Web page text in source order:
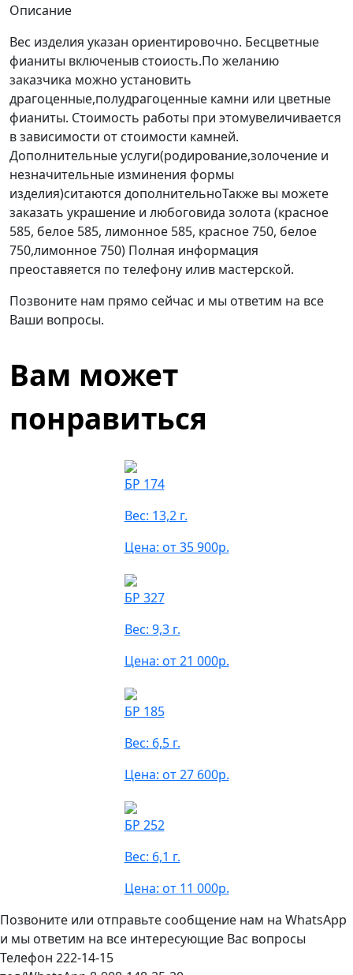
Описание
Вес изделия указан ориентировочно. Бесцветные
фианиты включеныв стоиость.По желанию
заказчика можно установить
драгоценные,полудрагоценные камни или цветные
фианиты. Стоимость работы при этомувеличивается
в зависимости от стоимости камней.
Дополнительные услуги(родирование,золочение и
незначительные изминения формы
изделия)ситаются дополнительноТакже вы можете
заказать украшение и любоговида золота (красное
585, белое 585, лимонное 585, красное 750, белое
750,лимонное 750) Полная информация
преоставяется по телефону илив мастерской.
Позвоните нам прямо сейчас и мы ответим на все
Ваши вопросы.
Вам может
понравиться
БР 174
Вес: 13,2 г.
Цена: от 35 900р.
БР 327
Вес: 9,3 г.
Цена: от 21 000р.
БР 185
Вес: 6,5 г.
Цена: от 27 600р.
БР 252
Вес: 6,1 г.
Цена: от 11 000р.
Позвоните или отправьте сообщение нам на WhatsApp
и мы ответим на все интересующие Вас вопросы
Телефон 222-14-15